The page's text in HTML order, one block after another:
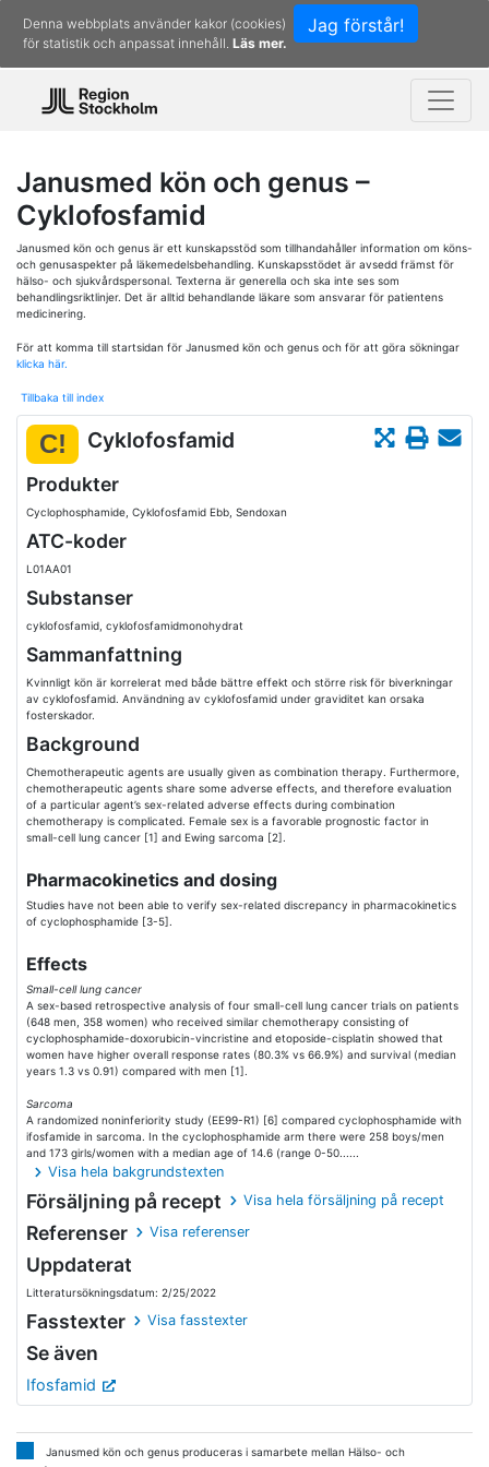
Jag förstår!
Denna webbplats använder kakor (cookies)
för statistik och anpassat innehåll. Läs mer.
Janusmed kön och genus –
Cyklofosfamid
Janusmed kön och genus är ett kunskapsstöd som tillhandahåller information om köns-
och genusaspekter på läkemedelsbehandling. Kunskapsstödet är avsedd främst för
hälso- och sjukvårdspersonal. Texterna är generella och ska inte ses som
behandlingsriktlinjer. Det är alltid behandlande läkare som ansvarar för patientens
medicinering.
För att komma till startsidan för Janusmed kön och genus och för att göra sökningar
klicka här.
Tillbaka till index
C! Cyklofosfamid
Produkter
Cyclophosphamide, Cyklofosfamid Ebb, Sendoxan
ATC-koder
L01AA01
Substanser
cyklofosfamid, cyklofosfamidmonohydrat
Sammanfattning
Kvinnligt kön är korrelerat med både bättre effekt och större risk för biverkningar
av cyklofosfamid. Användning av cyklofosfamid under graviditet kan orsaka
fosterskador.
Background
Chemotherapeutic agents are usually given as combination therapy. Furthermore,
chemotherapeutic agents share some adverse effects, and therefore evaluation
of a particular agent’s sex-related adverse effects during combination
chemotherapy is complicated. Female sex is a favorable prognostic factor in
small-cell lung cancer [1] and Ewing sarcoma [2].
Pharmacokinetics and dosing
Studies have not been able to verify sex-related discrepancy in pharmacokinetics
of cyclophosphamide [3-5].
Effects
Small-cell lung cancer
A sex-based retrospective analysis of four small-cell lung cancer trials on patients
(648 men, 358 women) who received similar chemotherapy consisting of
cyclophosphamide-doxorubicin-vincristine and etoposide-cisplatin showed that
women have higher overall response rates (80.3% vs 66.9%) and survival (median
years 1.3 vs 0.91) compared with men [1].
Sarcoma
A randomized noninferiority study (EE99-R1) [6] compared cyclophosphamide with
ifosfamide in sarcoma. In the cyclophosphamide arm there were 258 boys/men
and 173 girls/women with a median age of 14.6 (range 0-50......
Visa hela bakgrundstexten
Försäljning på recept Visa hela försäljning på recept
Referenser Visa referenser
Uppdaterat
Litteratursökningsdatum: 2/25/2022
Fasstexter Visa fasstexter
Se även
Ifosfamid
Janusmed kön och genus produceras i samarbete mellan Hälso- och